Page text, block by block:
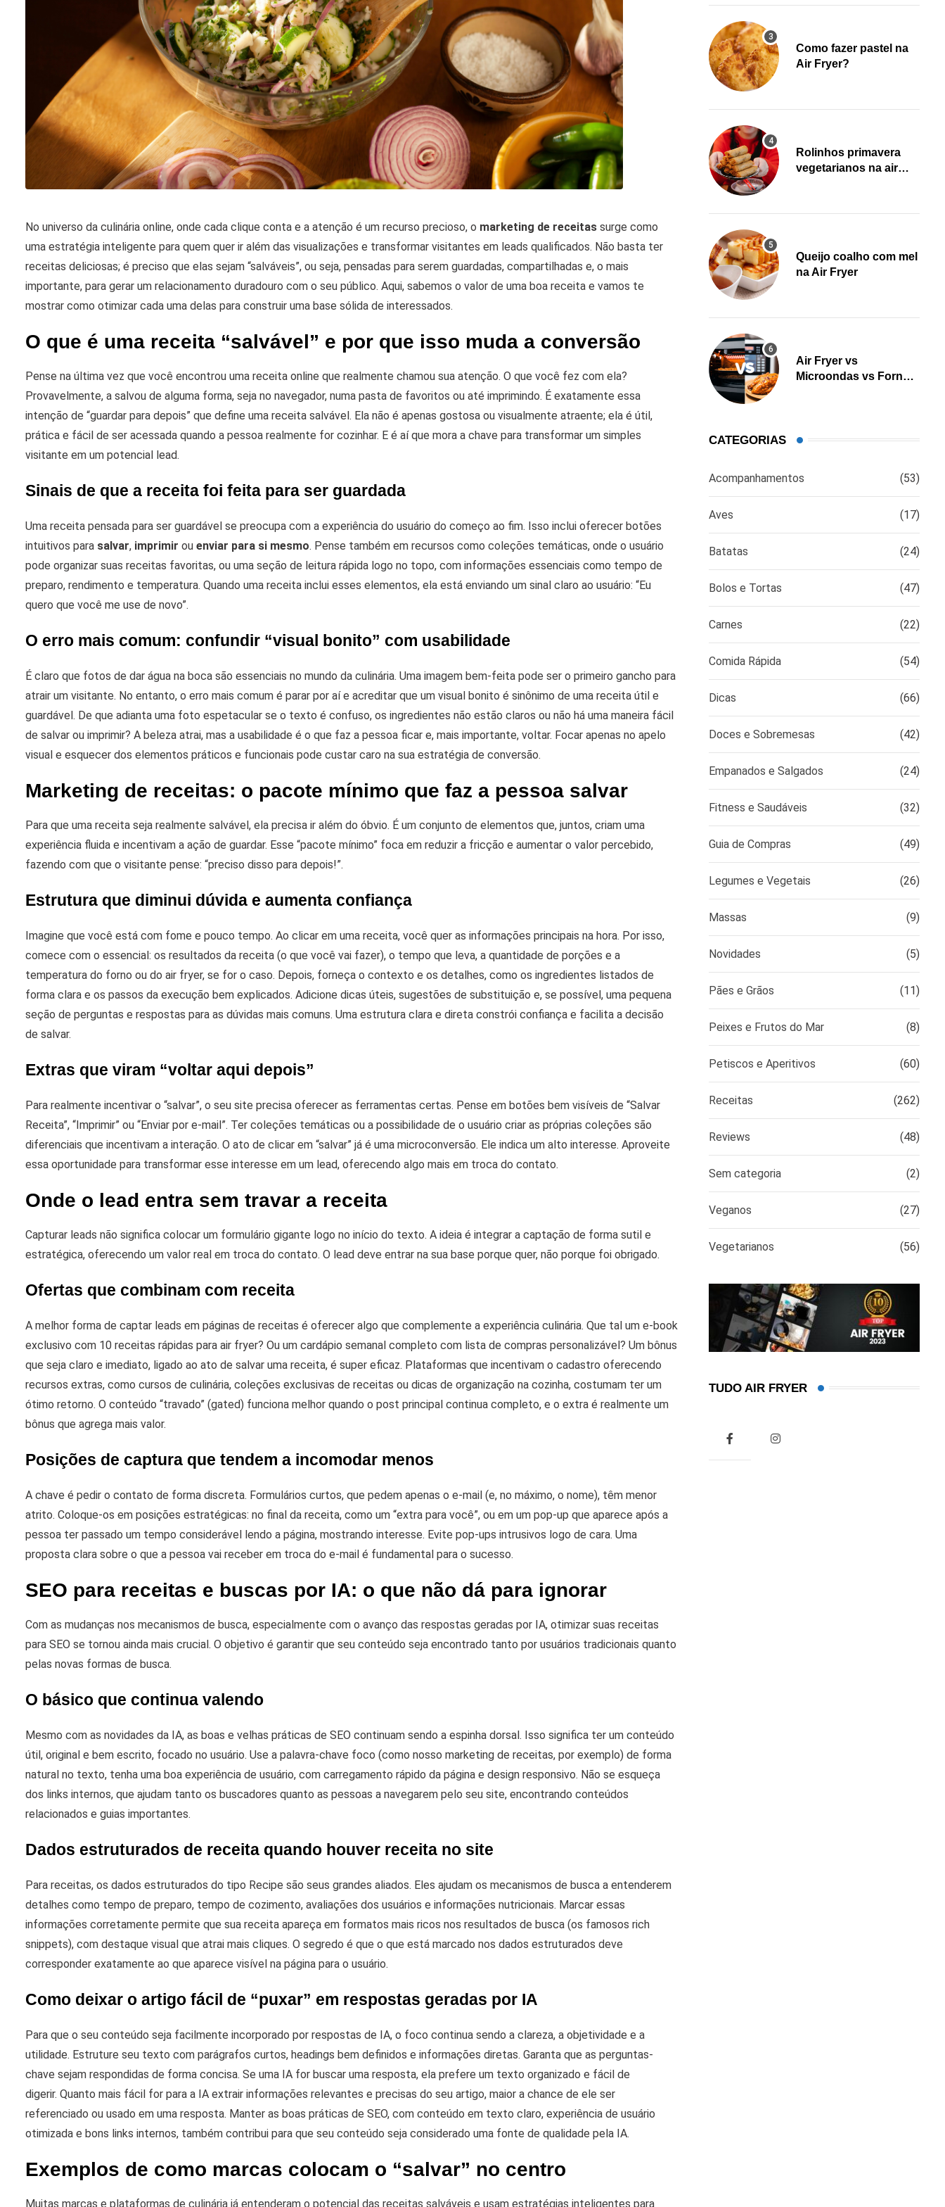
No universo da culinária online, onde cada clique conta e a atenção é um recurso precioso, o marketing de receitas surge como
uma estratégia inteligente para quem quer ir além das visualizações e transformar visitantes em leads qualificados. Não basta ter
receitas deliciosas; é preciso que elas sejam “salváveis”, ou seja, pensadas para serem guardadas, compartilhadas e, o mais
importante, para gerar um relacionamento duradouro com o seu público. Aqui, sabemos o valor de uma boa receita e vamos te
mostrar como otimizar cada uma delas para construir uma base sólida de interessados.
O que é uma receita “salvável” e por que isso muda a conversão
Pense na última vez que você encontrou uma receita online que realmente chamou sua atenção. O que você fez com ela?
Provavelmente, a salvou de alguma forma, seja no navegador, numa pasta de favoritos ou até imprimindo. É exatamente essa
intenção de “guardar para depois” que define uma receita salvável. Ela não é apenas gostosa ou visualmente atraente; ela é útil,
prática e fácil de ser acessada quando a pessoa realmente for cozinhar. E é aí que mora a chave para transformar um simples
visitante em um potencial lead.
Sinais de que a receita foi feita para ser guardada
Uma receita pensada para ser guardável se preocupa com a experiência do usuário do começo ao fim. Isso inclui oferecer botões
intuitivos para salvar, imprimir ou enviar para si mesmo. Pense também em recursos como coleções temáticas, onde o usuário
pode organizar suas receitas favoritas, ou uma seção de leitura rápida logo no topo, com informações essenciais como tempo de
preparo, rendimento e temperatura. Quando uma receita inclui esses elementos, ela está enviando um sinal claro ao usuário: “Eu
quero que você me use de novo”.
O erro mais comum: confundir “visual bonito” com usabilidade
É claro que fotos de dar água na boca são essenciais no mundo da culinária. Uma imagem bem-feita pode ser o primeiro gancho para
atrair um visitante. No entanto, o erro mais comum é parar por aí e acreditar que um visual bonito é sinônimo de uma receita útil e
guardável. De que adianta uma foto espetacular se o texto é confuso, os ingredientes não estão claros ou não há uma maneira fácil
de salvar ou imprimir? A beleza atrai, mas a usabilidade é o que faz a pessoa ficar e, mais importante, voltar. Focar apenas no apelo
visual e esquecer dos elementos práticos e funcionais pode custar caro na sua estratégia de conversão.
Marketing de receitas: o pacote mínimo que faz a pessoa salvar
Para que uma receita seja realmente salvável, ela precisa ir além do óbvio. É um conjunto de elementos que, juntos, criam uma
experiência fluida e incentivam a ação de guardar. Esse “pacote mínimo” foca em reduzir a fricção e aumentar o valor percebido,
fazendo com que o visitante pense: “preciso disso para depois!”.
Estrutura que diminui dúvida e aumenta confiança
Imagine que você está com fome e pouco tempo. Ao clicar em uma receita, você quer as informações principais na hora. Por isso,
comece com o essencial: os resultados da receita (o que você vai fazer), o tempo que leva, a quantidade de porções e a
temperatura do forno ou do air fryer, se for o caso. Depois, forneça o contexto e os detalhes, como os ingredientes listados de
forma clara e os passos da execução bem explicados. Adicione dicas úteis, sugestões de substituição e, se possível, uma pequena
seção de perguntas e respostas para as dúvidas mais comuns. Uma estrutura clara e direta constrói confiança e facilita a decisão
de salvar.
Extras que viram “voltar aqui depois”
Para realmente incentivar o “salvar”, o seu site precisa oferecer as ferramentas certas. Pense em botões bem visíveis de “Salvar
Receita”, “Imprimir” ou “Enviar por e-mail”. Ter coleções temáticas ou a possibilidade de o usuário criar as próprias coleções são
diferenciais que incentivam a interação. O ato de clicar em “salvar” já é uma microconversão. Ele indica um alto interesse. Aproveite
essa oportunidade para transformar esse interesse em um lead, oferecendo algo mais em troca do contato.
Onde o lead entra sem travar a receita
Capturar leads não significa colocar um formulário gigante logo no início do texto. A ideia é integrar a captação de forma sutil e
estratégica, oferecendo um valor real em troca do contato. O lead deve entrar na sua base porque quer, não porque foi obrigado.
Ofertas que combinam com receita
A melhor forma de captar leads em páginas de receitas é oferecer algo que complemente a experiência culinária. Que tal um e-book
exclusivo com 10 receitas rápidas para air fryer? Ou um cardápio semanal completo com lista de compras personalizável? Um bônus
que seja claro e imediato, ligado ao ato de salvar uma receita, é super eficaz. Plataformas que incentivam o cadastro oferecendo
recursos extras, como cursos de culinária, coleções exclusivas de receitas ou dicas de organização na cozinha, costumam ter um
ótimo retorno. O conteúdo “travado” (gated) funciona melhor quando o post principal continua completo, e o extra é realmente um
bônus que agrega mais valor.
Posições de captura que tendem a incomodar menos
A chave é pedir o contato de forma discreta. Formulários curtos, que pedem apenas o e-mail (e, no máximo, o nome), têm menor
atrito. Coloque-os em posições estratégicas: no final da receita, como um “extra para você”, ou em um pop-up que aparece após a
pessoa ter passado um tempo considerável lendo a página, mostrando interesse. Evite pop-ups intrusivos logo de cara. Uma
proposta clara sobre o que a pessoa vai receber em troca do e-mail é fundamental para o sucesso.
SEO para receitas e buscas por IA: o que não dá para ignorar
Com as mudanças nos mecanismos de busca, especialmente com o avanço das respostas geradas por IA, otimizar suas receitas
para SEO se tornou ainda mais crucial. O objetivo é garantir que seu conteúdo seja encontrado tanto por usuários tradicionais quanto
pelas novas formas de busca.
O básico que continua valendo
Mesmo com as novidades da IA, as boas e velhas práticas de SEO continuam sendo a espinha dorsal. Isso significa ter um conteúdo
útil, original e bem escrito, focado no usuário. Use a palavra-chave foco (como nosso marketing de receitas, por exemplo) de forma
natural no texto, tenha uma boa experiência de usuário, com carregamento rápido da página e design responsivo. Não se esqueça
dos links internos, que ajudam tanto os buscadores quanto as pessoas a navegarem pelo seu site, encontrando conteúdos
relacionados e guias importantes.
Dados estruturados de receita quando houver receita no site
Para receitas, os dados estruturados do tipo Recipe são seus grandes aliados. Eles ajudam os mecanismos de busca a entenderem
detalhes como tempo de preparo, tempo de cozimento, avaliações dos usuários e informações nutricionais. Marcar essas
informações corretamente permite que sua receita apareça em formatos mais ricos nos resultados de busca (os famosos rich
snippets), com destaque visual que atrai mais cliques. O segredo é que o que está marcado nos dados estruturados deve
corresponder exatamente ao que aparece visível na página para o usuário.
Como deixar o artigo fácil de “puxar” em respostas geradas por IA
Para que o seu conteúdo seja facilmente incorporado por respostas de IA, o foco continua sendo a clareza, a objetividade e a
utilidade. Estruture seu texto com parágrafos curtos, headings bem definidos e informações diretas. Garanta que as perguntas-
chave sejam respondidas de forma concisa. Se uma IA for buscar uma resposta, ela prefere um texto organizado e fácil de
digerir. Quanto mais fácil for para a IA extrair informações relevantes e precisas do seu artigo, maior a chance de ele ser
referenciado ou usado em uma resposta. Manter as boas práticas de SEO, com conteúdo em texto claro, experiência de usuário
otimizada e bons links internos, também contribui para que seu conteúdo seja considerado uma fonte de qualidade pela IA.
Exemplos de como marcas colocam o “salvar” no centro
Muitas marcas e plataformas de culinária já entenderam o potencial das receitas salváveis e usam estratégias inteligentes para
Como fazer pastel na
Air Fryer?
Rolinhos primavera
vegetarianos na air
Queijo coalho com mel
na Air Fryer
Air Fryer vs
Microondas vs Forno:
CATEGORIAS
Acompanhamentos (53)
Aves (17)
Batatas (24)
Bolos e Tortas (47)
Carnes (22)
Comida Rápida (54)
Dicas (66)
Doces e Sobremesas (42)
Empanados e Salgados (24)
Fitness e Saudáveis (32)
Guia de Compras (49)
Legumes e Vegetais (26)
Massas (9)
Novidades (5)
Pães e Grãos (11)
Peixes e Frutos do Mar (8)
Petiscos e Aperitivos (60)
Receitas (262)
Reviews (48)
Sem categoria (2)
Veganos (27)
Vegetarianos (56)
TUDO AIR FRYER